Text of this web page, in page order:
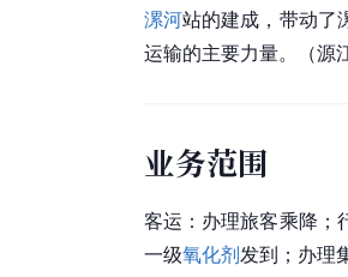
漯河站的建成，带动了
运输的主要力量。（源
业务范围
客运：办理旅客乘降；
一级氧化剂发到；办理